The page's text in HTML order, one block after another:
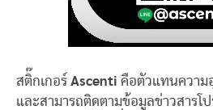
สติ๊กเกอร์ Ascenti คือตัวแทนความ
และสามารถติดตามข้อมูลข่าวสารโ